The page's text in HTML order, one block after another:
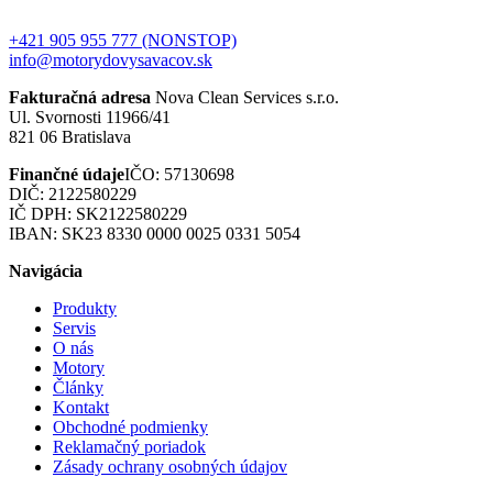
+421 905 955 777 (NONSTOP)
info@motorydovysavacov.sk
Fakturačná adresa Nova Clean Services s.r.o.
Ul. Svornosti 11966/41
821 06 Bratislava
Finančné údajeIČO: 57130698
DIČ: 2122580229
IČ DPH: SK2122580229
IBAN: SK23 8330 0000 0025 0331 5054
Navigácia
Produkty
Servis
O nás
Motory
Články
Kontakt
Obchodné podmienky
Reklamačný poriadok
Zásady ochrany osobných údajov